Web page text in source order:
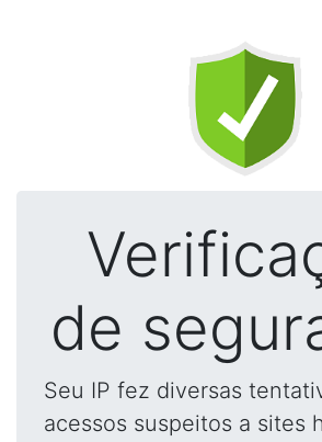
de
Seu IP fez diversas
acessos suspeitos a sites